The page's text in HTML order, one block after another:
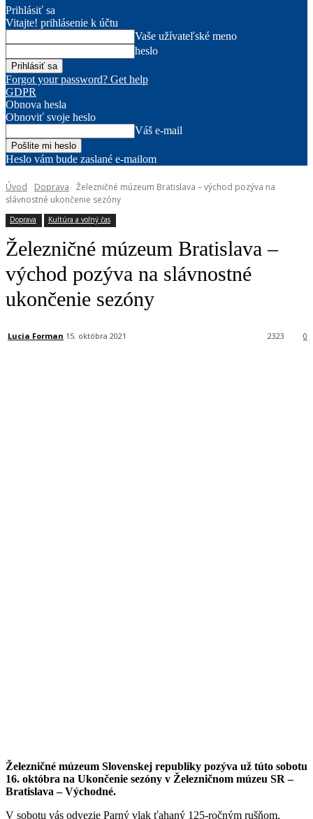
Prihlásiť sa
Vitajte! prihlásenie k účtu
Vaše užívateľské meno
heslo
Forgot your password? Get help
GDPR
Obnova hesla
Obnoviť svoje heslo
Váš e-mail
Heslo vám bude zaslané e-mailom
Úvod Doprava
Železničné múzeum Bratislava – východ pozýva na
slávnostné ukončenie sezóny
Doprava Kultúra a voľný čas
Železničné múzeum Bratislava –
východ pozýva na slávnostné
ukončenie sezóny
Lucia Forman 15. októbra 2021 0
2323
Železničné múzeum Slovenskej republiky pozýva už túto sobotu
16. októbra na Ukončenie sezóny v Železničnom múzeu SR –
Bratislava – Východné.
V sobotu vás odvezie Parný vlak ťahaný 125-ročným rušňom,